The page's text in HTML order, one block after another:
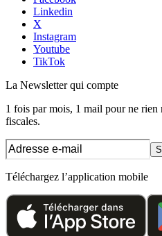
Linkedin
X
Instagram
Youtube
TikTok
La Newsletterqui compte
1 fois par mois, 1 mail pour ne rien
fiscales.
Téléchargez l’application mobile